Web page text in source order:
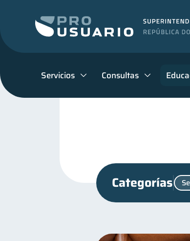
Servicios Consultas
Categorías